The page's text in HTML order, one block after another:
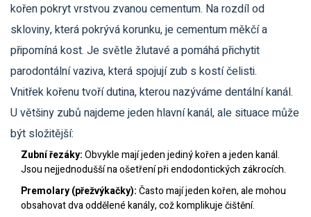
kořen pokryt vrstvou zvanou cementum. Na rozdíl od
skloviny, která pokrývá korunku, je cementum měkčí a
připomíná kost. Je světle žlutavé a pomáhá přichytit
parodontální vaziva, která spojují zub s kostí čelisti.
Vnitřek kořenu tvoří dutina, kterou nazýváme dentální kanál.
U většiny zubů najdeme jeden hlavní kanál, ale situace může
být složitější:
Zubní řezáky:Obvykle mají jeden jediný kořen a jeden kanál.
Jsou nejjednodušší na ošetření při endodontických zákrocích.
Premolary (přežvýkačky):Často mají jeden kořen, ale mohou
obsahovat dva oddělené kanály, což komplikuje čištění.